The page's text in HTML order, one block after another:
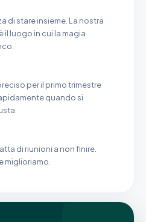
di stare insieme. La nostra
il luogo in cui la magia
per il primo trimestre
quando si
di riunioni a non finire.
miglioriamo.